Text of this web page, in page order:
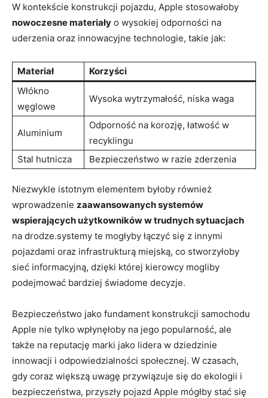
W kontekście konstrukcji pojazdu, Apple stosowałoby
nowoczesne materiały o wysokiej odporności na
uderzenia oraz innowacyjne technologie, takie jak:
Materiał
Korzyści
Włókno
węglowe
Wysoka wytrzymałość, niska waga
Aluminium
Odporność na korozję, łatwość w
recyklingu
Stal hutnicza
Bezpieczeństwo w razie zderzenia
Niezwykle istotnym elementem byłoby również
wprowadzenie zaawansowanych systemów
wspierających użytkowników w trudnych sytuacjach
na drodze.systemy te mogłyby łączyć się z innymi
pojazdami oraz infrastrukturą miejską, co stworzyłoby
sieć informacyjną, dzięki której kierowcy mogliby
podejmować bardziej świadome decyzje.
Bezpieczeństwo jako fundament konstrukcji samochodu
Apple nie tylko wpłynęłoby na jego popularność, ale
także na reputację marki jako lidera w dziedzinie
innowacji i odpowiedzialności społecznej. W czasach,
gdy coraz większą uwagę przywiązuje się do ekologii i
bezpieczeństwa, przyszły pojazd Apple mógłby stać się